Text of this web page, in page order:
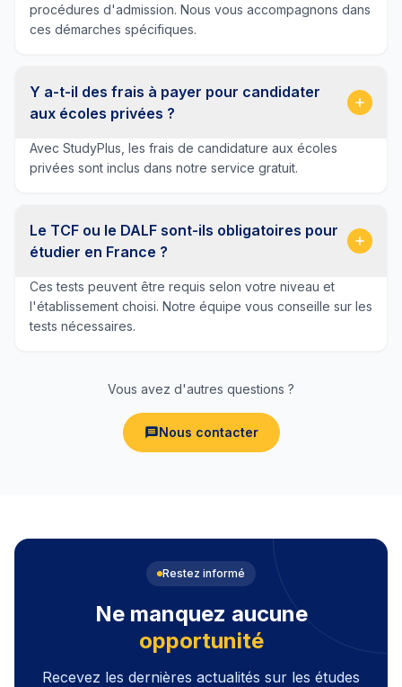
procédures d'admission. Nous vous accompagnons dans
ces démarches spécifiques.
Y a-t-il des frais à payer pour candidater
aux écoles privées ?
Avec StudyPlus, les frais de candidature aux écoles
privées sont inclus dans notre service gratuit.
Le TCF ou le DALF sont-ils obligatoires pour
étudier en France ?
Ces tests peuvent être requis selon votre niveau et
l'établissement choisi. Notre équipe vous conseille sur les
tests nécessaires.
Vous avez d'autres questions ?
Nous contacter
Restez informé
Ne manquez aucune
opportunité
Recevez les dernières actualités sur les études